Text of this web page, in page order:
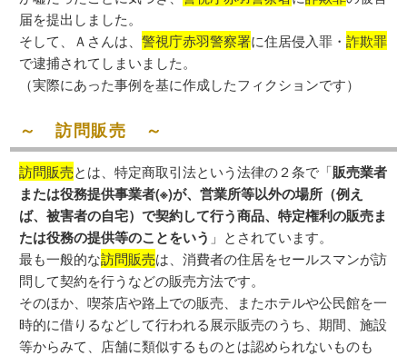
届を提出しました。
そして、Ａさんは、警視庁赤羽警察署に住居侵入罪・詐欺罪
で逮捕されてしまいました。
（実際にあった事例を基に作成したフィクションです）
～ 訪問販売 ～
訪問販売とは、特定商取引法という法律の２条で「販売業者
または役務提供事業者(※)が、営業所等以外の場所（例え
ば、被害者の自宅）で契約して行う商品、特定権利の販売ま
たは役務の提供等のことをいう 」とされています。
最も一般的な訪問販売は、消費者の住居をセールスマンが訪
問して契約を行うなどの販売方法です。
そのほか、喫茶店や路上での販売、またホテルや公民館を一
時的に借りるなどして行われる展示販売のうち、期間、施設
等からみて、店舗に類似するものとは認められないものも